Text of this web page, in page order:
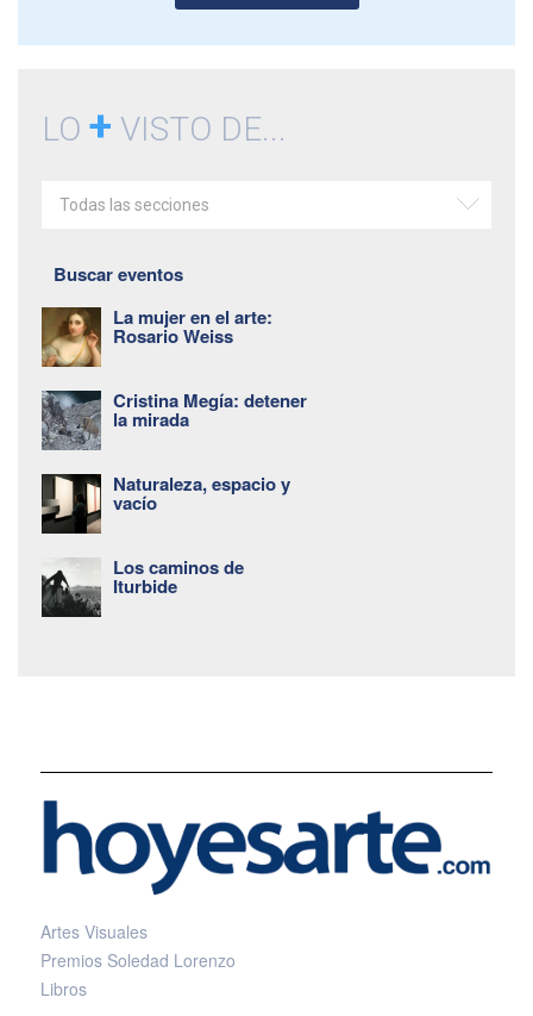
LO + VISTO DE...
Todas las secciones
Buscar eventos
La mujer en el arte:
Rosario Weiss
Cristina Megía: detener
la mirada
Naturaleza, espacio y
vacío
Los caminos de
Iturbide
Artes Visuales
Premios Soledad Lorenzo
Libros